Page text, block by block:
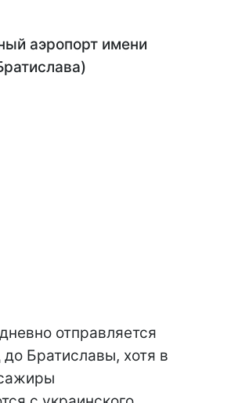
аэропорт имени
отправляется
Братиславы, хотя в